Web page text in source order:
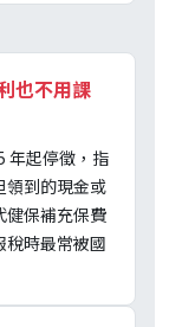
也不用課
年起停徵，指
領到的現金或
健保補充保費
稅時最常被國